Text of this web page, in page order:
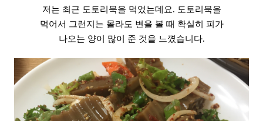
저는 최근 도토리묵을 먹었는데요. 도토리묵을
먹어서 그런지는 몰라도 변을 볼 때 확실히 피가
나오는 양이 많이 준 것을 느꼈습니다.